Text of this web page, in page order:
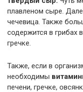
плавленом сыре.
чечевица. Также
содержится в грибах
гречке.
Также, если в
необходимы
печени, гречке,